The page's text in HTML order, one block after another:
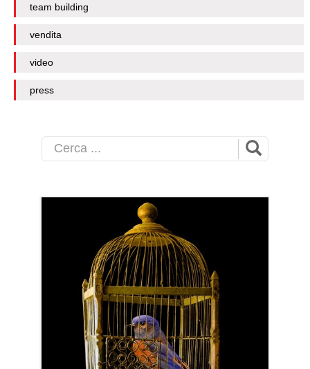
team building
vendita
video
press